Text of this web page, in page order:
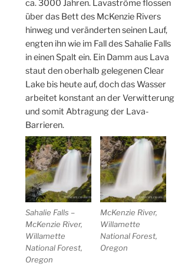
ca. 3000 Jahren. Lavaströme flossen
über das Bett des McKenzie Rivers
hinweg und veränderten seinen Lauf,
engten ihn wie im Fall des Sahalie Falls
in einen Spalt ein. Ein Damm aus Lava
staut den oberhalb gelegenen Clear
Lake bis heute auf, doch das Wasser
arbeitet konstant an der Verwitterung
und somit Abtragung der Lava-
Barrieren.
Sahalie Falls –
McKenzie River,
Willamette
National Forest,
Oregon
McKenzie River,
Willamette
National Forest,
Oregon